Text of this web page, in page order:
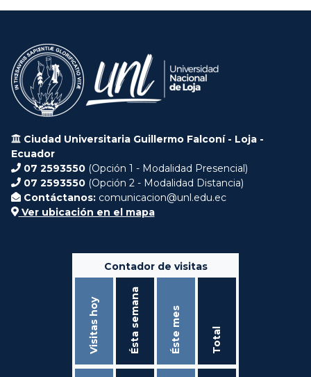
Ciudad Universitaria Guillermo Falconí - Loja -
Ecuador
07 2593550 (Opción 1 - Modalidad Presencial)
07 2593550 (Opción 2 - Modalidad Distancia)
Contáctanos: comunicacion@unl.edu.ec
Ver ubicación en el mapa
Contador de visitas
Visitas hoy Ésta semana Éste mes Total